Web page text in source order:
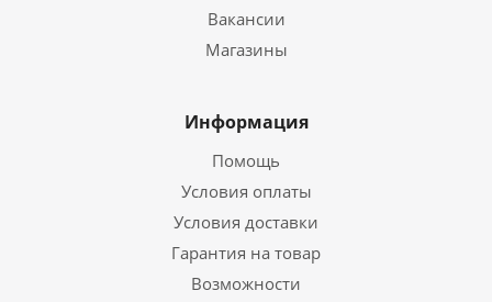
Вакансии
Магазины
Информация
Помощь
Условия оплаты
Условия доставки
Гарантия на товар
Возможности